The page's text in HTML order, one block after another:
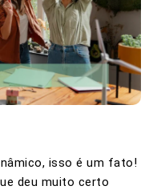
isso é um fato!
deu muito certo